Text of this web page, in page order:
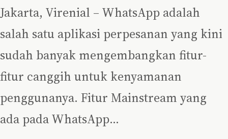
Jakarta, Virenial – WhatsApp adalah
salah satu aplikasi perpesanan yang kini
sudah banyak mengembangkan fitur-
fitur canggih untuk kenyamanan
penggunanya. Fitur Mainstream yang
ada pada WhatsApp…